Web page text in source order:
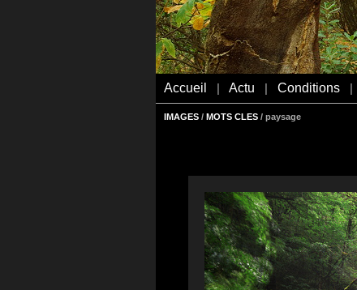
Accueil Actu Conditions
IMAGES / MOTS CLES / paysage